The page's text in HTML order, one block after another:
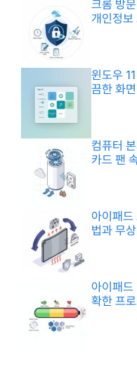
크롬 방
개인정보
윈도우
끔한 화
컴퓨터
카드 팬
아이패드
법과 무
아이패드
확한 프